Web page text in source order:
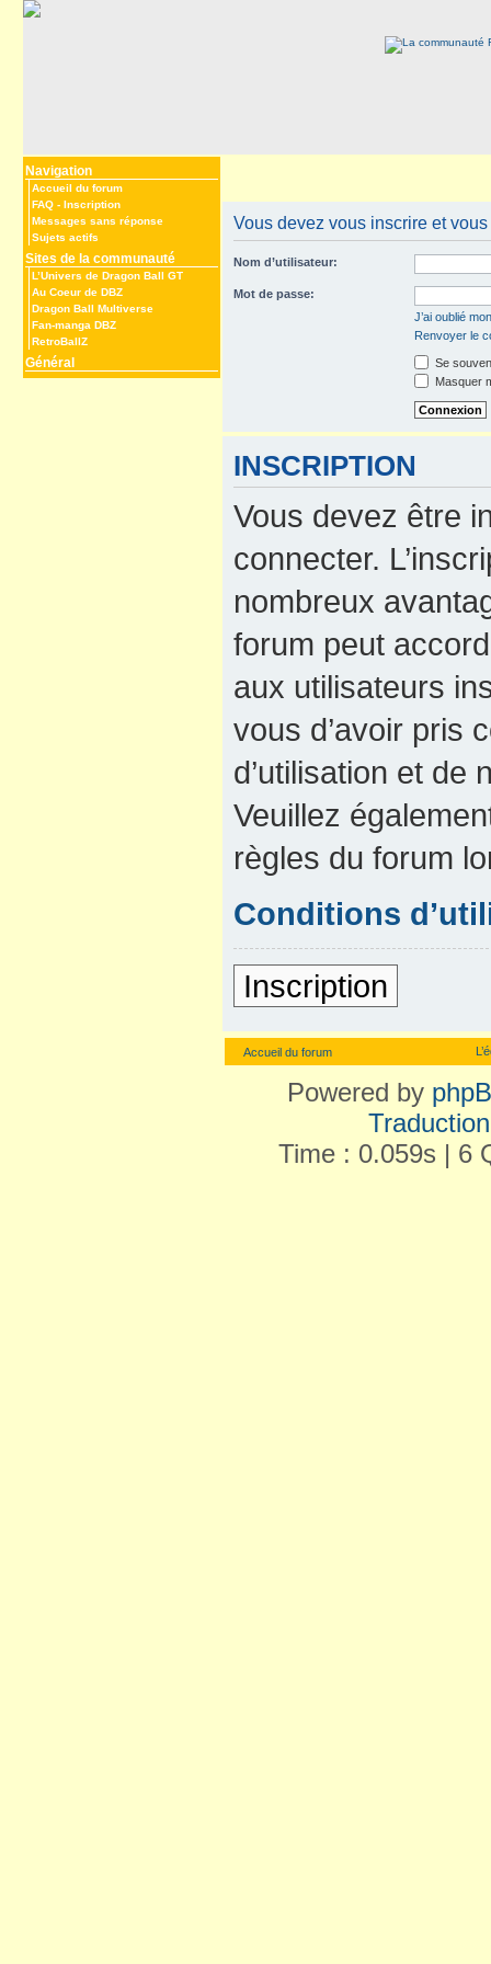
Navigation
Accueil du forum
FAQ - Inscription
Messages sans réponse
Sujets actifs
Sites de la communauté
L’Univers de Dragon Ball GT
Au Coeur de DBZ
Dragon Ball Multiverse
Fan-manga DBZ
RetroBallZ
Général
Vous devez vous inscrire et
Nom d’utilisateur:
Mot de passe:
J’ai oublié
Renvoyer le
Se
Masquer
INSCRIPTION
Vous devez être
connecter.
nombreux
forum peut
aux utilisateurs
vous d’avoir pris
d’utilisation et de
Veuillez
règles du forum
Conditions
Inscription
Accueil du forum
Powered by
Time : 0.059s | 6